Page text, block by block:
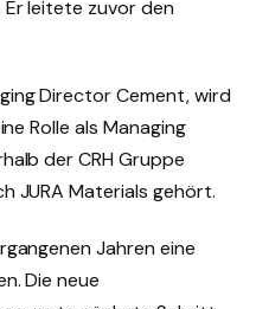
Er leitete zuvor den
Director Cement, wird
Rolle als Managing
der CRH Gruppe
JURA Materials gehört.
Jahren eine
Die neue